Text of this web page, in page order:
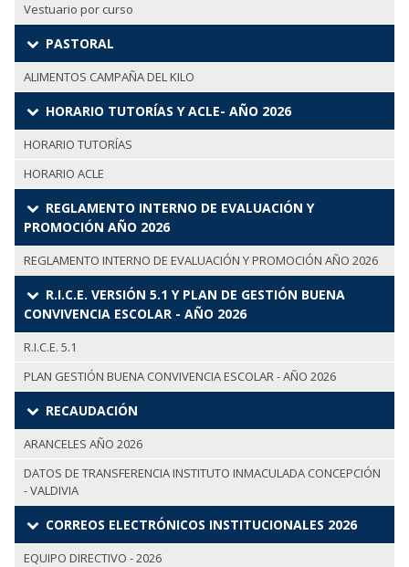
Vestuario por curso
PASTORAL
ALIMENTOS CAMPAÑA DEL KILO
HORARIO TUTORÍAS Y ACLE- AÑO 2026
HORARIO TUTORÍAS
HORARIO ACLE
REGLAMENTO INTERNO DE EVALUACIÓN Y
PROMOCIÓN AÑO 2026
REGLAMENTO INTERNO DE EVALUACIÓN Y PROMOCIÓN AÑO 2026
R.I.C.E. VERSIÓN 5.1 Y PLAN DE GESTIÓN BUENA
CONVIVENCIA ESCOLAR - AÑO 2026
R.I.C.E. 5.1
PLAN GESTIÓN BUENA CONVIVENCIA ESCOLAR - AÑO 2026
RECAUDACIÓN
ARANCELES AÑO 2026
DATOS DE TRANSFERENCIA INSTITUTO INMACULADA CONCEPCIÓN
- VALDIVIA
CORREOS ELECTRÓNICOS INSTITUCIONALES 2026
EQUIPO DIRECTIVO - 2026